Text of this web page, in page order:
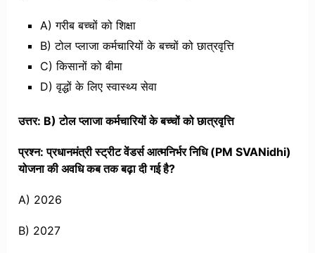
A) गरीब बच्चों को शिक्षा
B) टोल प्लाजा कर्मचारियों के बच्चों को छात्रवृत्ति
C) किसानों को बीमा
D) वृद्धों के लिए स्वास्थ्य सेवा
उत्तर: B) टोल प्लाजा कर्मचारियों के बच्चों को छात्रवृत्ति
प्रश्न: प्रधानमंत्री स्ट्रीट वेंडर्स आत्मनिर्भर निधि (PM SVANidhi)
योजना की अवधि कब तक बढ़ा दी गई है?
A) 2026
B) 2027